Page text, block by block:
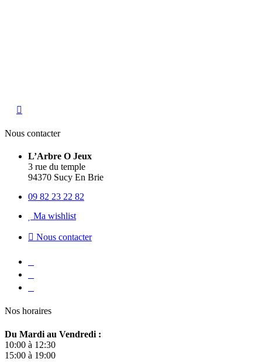
Nous contacter
L’Arbre O Jeux
3 rue du temple
94370 Sucy En Brie
09 82 23 22 82
Ma wishlist
Nous contacter
Nos horaires
Du Mardi au Vendredi :
10:00 à 12:30
15:00 à 19:00